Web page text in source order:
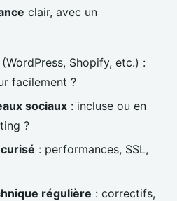
clair, avec un
(WordPress, Shopify, etc.) :
facilement ?
sociaux : incluse ou en
?
: performances, SSL,
régulière : correctifs,